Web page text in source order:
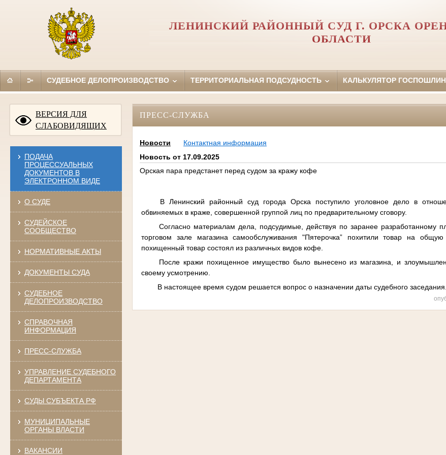
ЛЕНИНСКИЙ РАЙОННЫЙ СУД Г. ОРСКА
ОБЛАСТИ
СУДЕБНОЕ ДЕЛОПРОИЗВОДСТВО ТЕРРИТОРИАЛЬНАЯ ПОДСУДНОСТЬ КАЛЬКУЛЯТОР
ВЕРСИЯ ДЛЯ
СЛАБОВИДЯЩИХ
ПОДАЧА
ПРОЦЕССУАЛЬНЫХ
ДОКУМЕНТОВ В
ЭЛЕКТРОННОМ ВИДЕ
О СУДЕ
СУДЕЙСКОЕ
СООБЩЕСТВО
НОРМАТИВНЫЕ АКТЫ
ДОКУМЕНТЫ СУДА
СУДЕБНОЕ
ДЕЛОПРОИЗВОДСТВО
СПРАВОЧНАЯ
ИНФОРМАЦИЯ
ПРЕСС-СЛУЖБА
УПРАВЛЕНИЕ СУДЕБНОГО
ДЕПАРТАМЕНТА
СУДЫ СУБЪЕКТА РФ
МУНИЦИПАЛЬНЫЕ
ОРГАНЫ ВЛАСТИ
ВАКАНСИИ
ПРЕСС-СЛУЖБА
Новости
Контактная информация
Новость от 17.09.2025
Орская пара предстанет перед судом за кражу кофе
В Ленинский районный суд города Орска поступило уголовное дело в
обвиняемых в краже, совершенной группой лиц по предварительному сговору.
Согласно материалам дела, подсудимые, действуя по заранее разработанному
торговом зале магазина самообслуживания "Пятерочка” похитили товар на
похищенный товар состоял из различных видов кофе.
После кражи похищенное имущество было вынесено из магазина, и
своему усмотрению.
В настоящее время судом решается вопрос о назначении даты судебного заседания.